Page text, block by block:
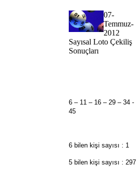
07-
Temmuz-
2012
Sayısal Loto Çekiliş
Sonuçları
6 – 11 – 16 – 29 – 34 -
45
6 bilen kişi sayısı : 1
5 bilen kişi sayısı : 297